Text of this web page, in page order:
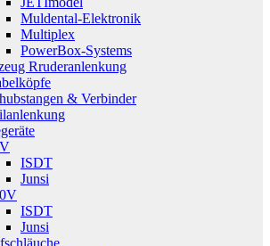
Muldental-Elektronik
Multiplex
PowerBox-Systems
Rruderanlenkung
& Verbinder
ISDT
Junsi
ISDT
Junsi